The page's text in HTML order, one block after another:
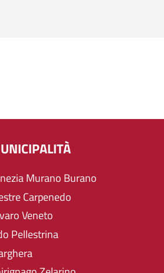
Murano Burano
Carpenedo
Veneto
Pellestrina